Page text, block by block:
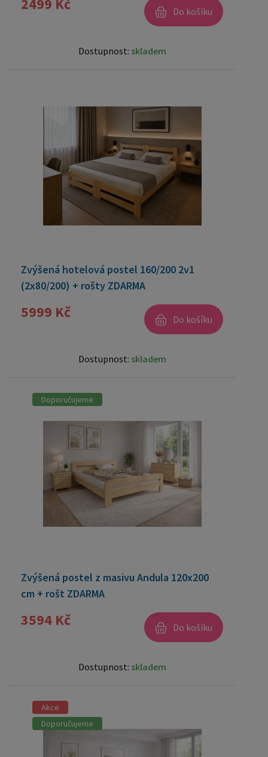
2499 Kč Do košíku
Dostupnost: skladem
Zvýšená hotelová postel 160/200 2v1
(2x80/200) + rošty ZDARMA
5999 Kč Do košíku
Dostupnost: skladem
Doporučujeme
Zvýšená postel z masivu Andula 120x200
cm + rošt ZDARMA
3594 Kč Do košíku
Dostupnost: skladem
Akce
Doporučujeme